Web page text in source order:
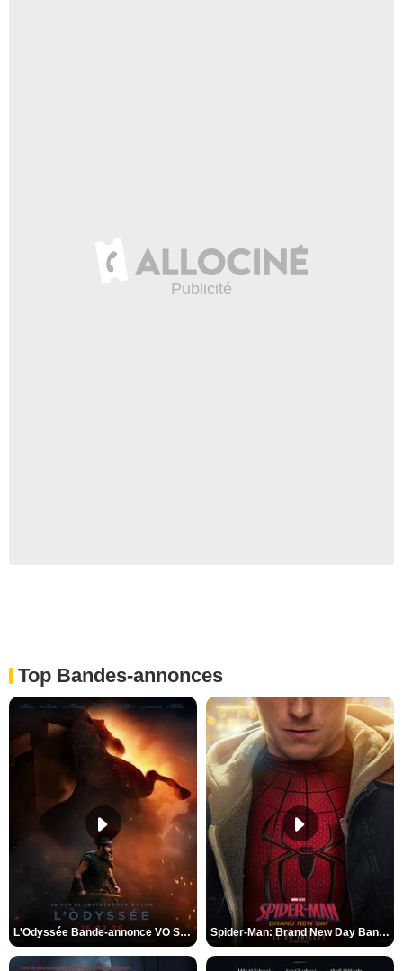
Top Bandes-annonces
L'Odyssée Bande-annonce VO STFR Spider-Man: Brand New Day Bande-annonce VO STFR